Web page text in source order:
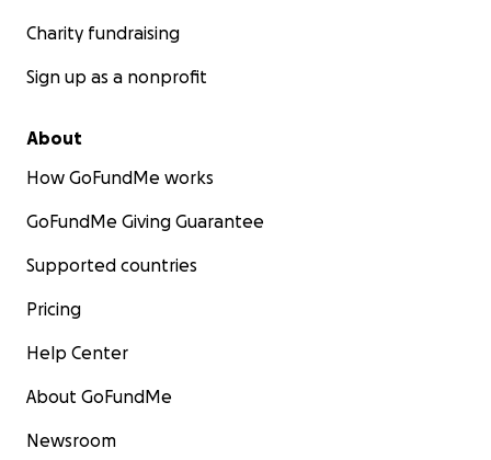
Charity fundraising
Sign up as a nonprofit
About
How GoFundMe works
GoFundMe Giving Guarantee
Supported countries
Pricing
Help Center
About GoFundMe
Newsroom